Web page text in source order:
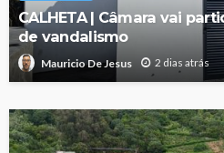
CALHETA | Câmara vai
de vandalismo
Mauricio De Jesus 2 dias atrás